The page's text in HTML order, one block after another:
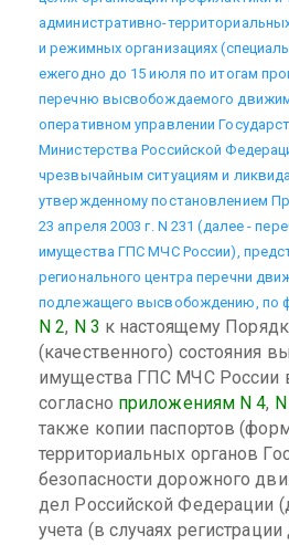
административно-
и режимных организациях
ежегодно до 15 июля по итогам
перечню высвобождаемого
оперативном управлении
Министерства Российской
чрезвычайным ситуациям и
утвержденному постановлением
23 апреля 2003 г. N 231 (далее -
имущества ГПС МЧС России),
регионального центра перечни
подлежащего высвобождению, по
N 2, N 3 к настоящему
(качественного) состояния
имущества ГПС МЧС России
согласно приложениям N 4,
также копии паспортов
территориальных органов
безопасности дорожного
дел Российской Федерации
учета (в случаях